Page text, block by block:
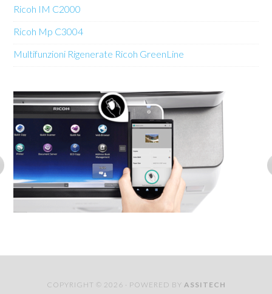
Ricoh IM C2000
Ricoh Mp C3004
Multifunzioni Rigenerate Ricoh GreenLine
COPYRIGHT © 2026 · POWERED BY ASSITECH